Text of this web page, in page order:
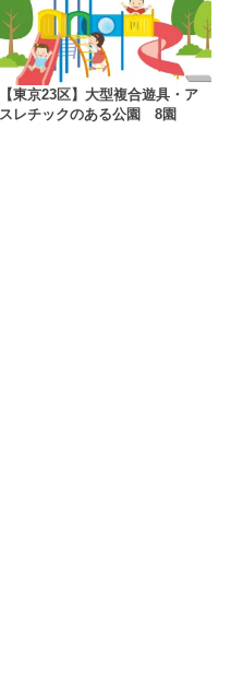
【東京23区】大型複合遊具・ア
スレチックのある公園 8園